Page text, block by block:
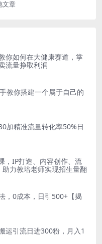
文章
你如何在大健康赛道，掌
流量挣取利润
教你搭建一个属于自己的
加精准流量转化率50%日
，IP打造、内容创作、流
力教培老师实现招生量翻
，0成本，日引500+【揭
运引流日进300粉，月入1